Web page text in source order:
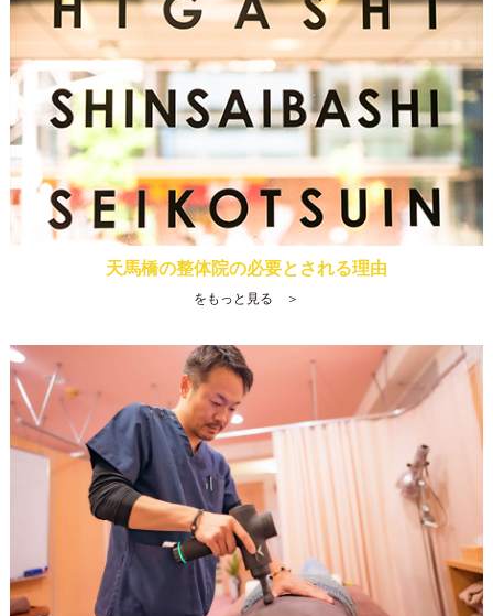
天馬橋の整体院の必要とされる理由
をもっと見る ＞